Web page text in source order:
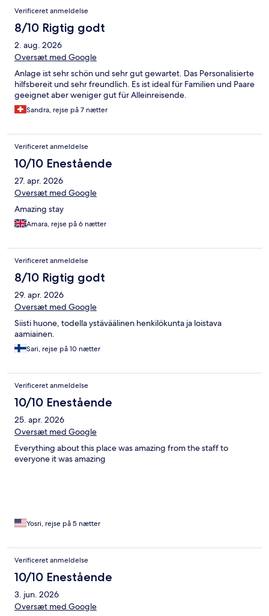
Verificeret anmeldelse
8/10 Rigtig godt
2. aug. 2026
Oversæt med Google
Anlage ist sehr schön und sehr gut gewartet. Das Personalisierte
hilfsbereit und sehr freundlich. Es ist ideal für Familien und Paare
geeignet aber weniger gut für Alleinreisende.
Sandra, rejse på 7 nætter
Verificeret anmeldelse
10/10 Enestående
27. apr. 2026
Oversæt med Google
Amazing stay
Amara, rejse på 6 nætter
Verificeret anmeldelse
8/10 Rigtig godt
29. apr. 2026
Oversæt med Google
Siisti huone, todella ystäväälinen henkilökunta ja loistava
aamiainen.
Sari, rejse på 10 nætter
Verificeret anmeldelse
10/10 Enestående
25. apr. 2026
Oversæt med Google
Everything about this place was amazing from the staff to
everyone it was amazing
Yosri, rejse på 5 nætter
Verificeret anmeldelse
10/10 Enestående
3. jun. 2026
Oversæt med Google